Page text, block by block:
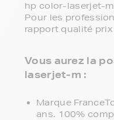
hp color-laserjet-
Pour les
rapport qualité
Vous aurez la
laserjet-m :
Marque
ans. 100%